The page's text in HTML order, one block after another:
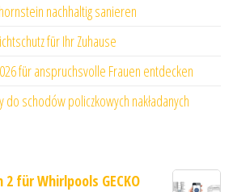
nachhaltig sanieren
für Ihr Zuhause
für anspruchsvolle Frauen entdecken
schodów policzkowych nakładanych
für Whirlpools GECKO